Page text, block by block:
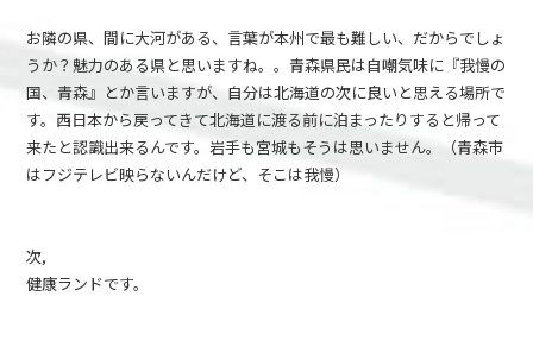
お隣の県、間に大河がある、言葉が本州で最も難しい、だからでしょ
うか？魅力のある県と思いますね。。青森県民は自嘲気味に『我慢の
国、青森』とか言いますが、自分は北海道の次に良いと思える場所で
す。西日本から戻ってきて北海道に渡る前に泊まったりすると帰って
来たと認識出来るんです。岩手も宮城もそうは思いません。（青森市
はフジテレビ映らないんだけど、そこは我慢）
次,
健康ランドです。